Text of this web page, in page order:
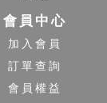
會員中心
加入會員
訂單查詢
會員權益